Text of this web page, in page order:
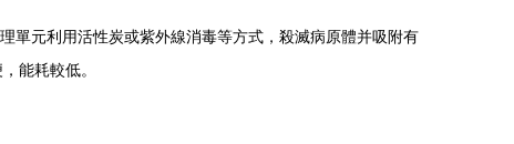
單元利用活性炭或紫外線消毒等方式，殺滅病原體并吸附有
能耗較低。